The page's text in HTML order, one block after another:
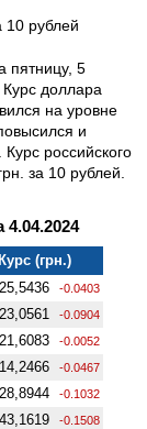
10 рублей
пятницу, 5
доллара
на уровне
и
российского
за 10 рублей.
Курс (грн.)
25,5436 -0.0403
23,0561 -0.0904
21,6083 -0.0052
14,2466 -0.0467
28,8944 -0.1032
43,1619 -0.1508